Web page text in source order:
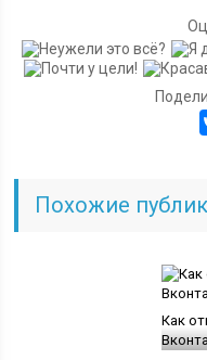
Похожие
Как